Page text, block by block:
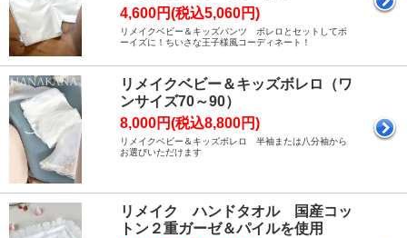
4,600円(税込5,060円)
リメイクベビー＆キッズパンツ ボレロとセットしてボ
ーイズに！ちいさな王子様風コーディネート！
リメイクベビー＆キッズボレロ（ワ
ンサイズ70～90）
8,000円(税込8,800円)
リメイクベビー＆キッズボレロ 半袖または八分袖から
お選びいただけます
リメイク ハンドタオル 国産コッ
トン２重ガーゼ＆パイルを使用